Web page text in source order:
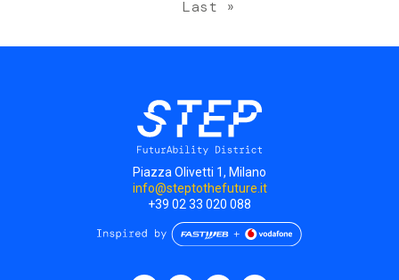
Last
Last »
Piazza Olivetti 1, Milano
info@steptothefuture.it
+39 02 33 020 088